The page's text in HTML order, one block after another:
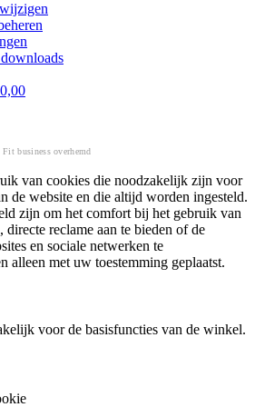
business overhemd
van cookies die noodzakelijk zijn voor
de website en die altijd worden ingesteld.
zijn om het comfort bij het gebruik van
directe reclame aan te bieden of de
en sociale netwerken te
alleen met uw toestemming geplaatst.
voor de basisfuncties van de winkel.